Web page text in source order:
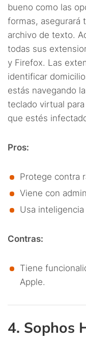
bueno como las
formas, asegurará
archivo de texto.
todas sus
y Firefox. Las
identificar
estás navegando
teclado virtual
que estés
Pros:
Protege contra
Viene con
Usa
Contras:
Tiene
Apple.
4. Sophos